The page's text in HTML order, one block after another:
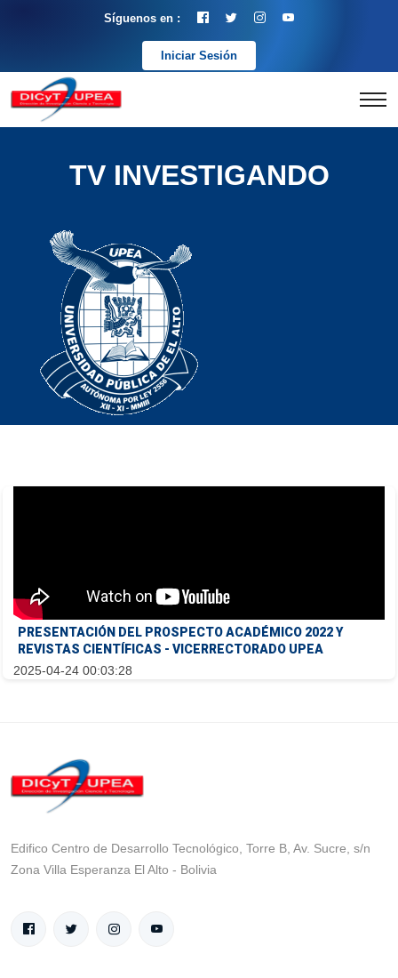
Síguenos en :
Iniciar Sesión
TV INVESTIGANDO
PRESENTACIÓN DEL PROSPECTO ACADÉMICO 2022 Y
REVISTAS CIENTÍFICAS - VICERRECTORADO UPEA
2025-04-24 00:03:28
Edifico Centro de Desarrollo Tecnológico, Torre B, Av. Sucre, s/n
Zona Villa Esperanza El Alto - Bolivia